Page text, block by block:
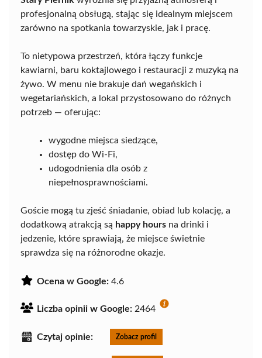
profesjonalną obsługą, stając się idealnym miejscem
zarówno na spotkania towarzyskie, jak i pracę.
To nietypowa przestrzeń, która łączy funkcje
kawiarni, baru koktajlowego i restauracji z muzyką na
żywo. W menu nie brakuje dań wegańskich i
wegetariańskich, a lokal przystosowano do różnych
potrzeb — oferując:
wygodne miejsca siedzące,
dostęp do Wi-Fi,
udogodnienia dla osób z
niepełnosprawnościami.
Goście mogą tu zjeść śniadanie, obiad lub kolację, a
dodatkową atrakcją są happy hours na drinki i
jedzenie, które sprawiają, że miejsce świetnie
sprawdza się na różnorodne okazje.
Ocena w Google: 4.6
Liczba opinii w Google: 2464
Czytaj opinie: Zobacz profil